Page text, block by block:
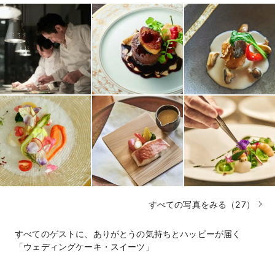
すべての写真をみる（27）
すべてのゲストに、ありがとうの気持ちとハッピーが届く
「ウェディングケーキ・スイーツ」